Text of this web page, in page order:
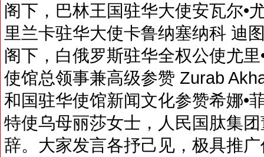
阁下，巴林王国驻华大使安瓦尔•
里兰卡驻华大使卡鲁纳塞纳科 迪
阁下，白俄罗斯驻华全权公使尤
使馆总领事兼高级参赞 Zurab
和国驻华使馆新闻文化参赞希娜•
特使乌母丽莎女士，人民国肽集
辞。大家发言各抒己见，极具推